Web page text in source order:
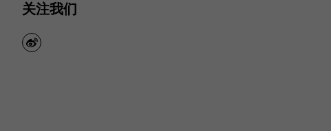
关注我们
weibo